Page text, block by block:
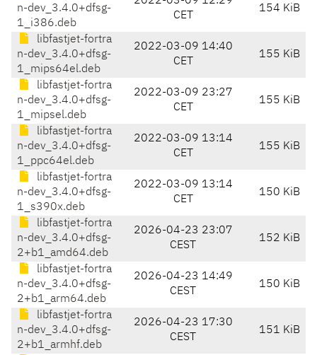
n-dev_3.4.0+dfsg-
1_i386.deb
CET
154 KiB
libfastjet-fortra
n-dev_3.4.0+dfsg-
1_mips64el.deb
2022-03-09 14:40
CET
155 KiB
libfastjet-fortra
n-dev_3.4.0+dfsg-
1_mipsel.deb
2022-03-09 23:27
CET
155 KiB
libfastjet-fortra
n-dev_3.4.0+dfsg-
1_ppc64el.deb
2022-03-09 13:14
CET
155 KiB
libfastjet-fortra
n-dev_3.4.0+dfsg-
1_s390x.deb
2022-03-09 13:14
CET
150 KiB
libfastjet-fortra
n-dev_3.4.0+dfsg-
2+b1_amd64.deb
2026-04-23 23:07
CEST
152 KiB
libfastjet-fortra
n-dev_3.4.0+dfsg-
2+b1_arm64.deb
2026-04-23 14:49
CEST
150 KiB
libfastjet-fortra
n-dev_3.4.0+dfsg-
2+b1_armhf.deb
2026-04-23 17:30
CEST
151 KiB